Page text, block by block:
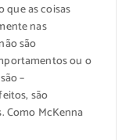
que as coisas
nas
são
ou o
–
são
Como McKenna